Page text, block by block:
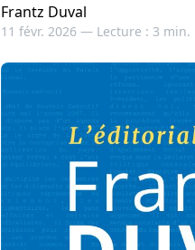
Frantz Duval
11 févr. 2026 — Lecture : 3 min.